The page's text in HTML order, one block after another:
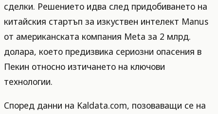
сделки. Решението идва след придобиването на
китайския стартъп за изкуствен интелект Manus
от американската компания Meta за 2 млрд.
долара, което предизвика сериозни опасения в
Пекин относно изтичането на ключови
технологии.
Според данни на Kaldata.com, позоваващи се на